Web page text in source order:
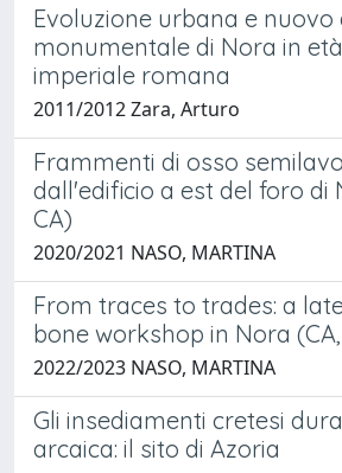
Evoluzione urbana e nuovo
monumentale di Nora in
imperiale romana
2011/2012 Zara, Arturo
Frammenti di osso
dall'edificio a est del foro di
CA)
2020/2021 NASO, MARTINA
From traces to trades: a
bone workshop in Nora
2022/2023 NASO, MARTINA
Gli insediamenti cretesi
arcaica: il sito di Azoria